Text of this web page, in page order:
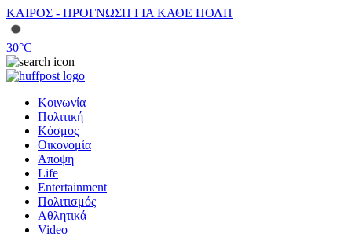
ΚΑΙΡΟΣ - ΠΡΟΓΝΩΣΗ ΓΙΑ ΚΑΘΕ ΠΟΛΗ
30°C
Κοινωνία
Πολιτική
Κόσμος
Οικονομία
Άποψη
Life
Entertainment
Πολιτισμός
Αθλητικά
Video